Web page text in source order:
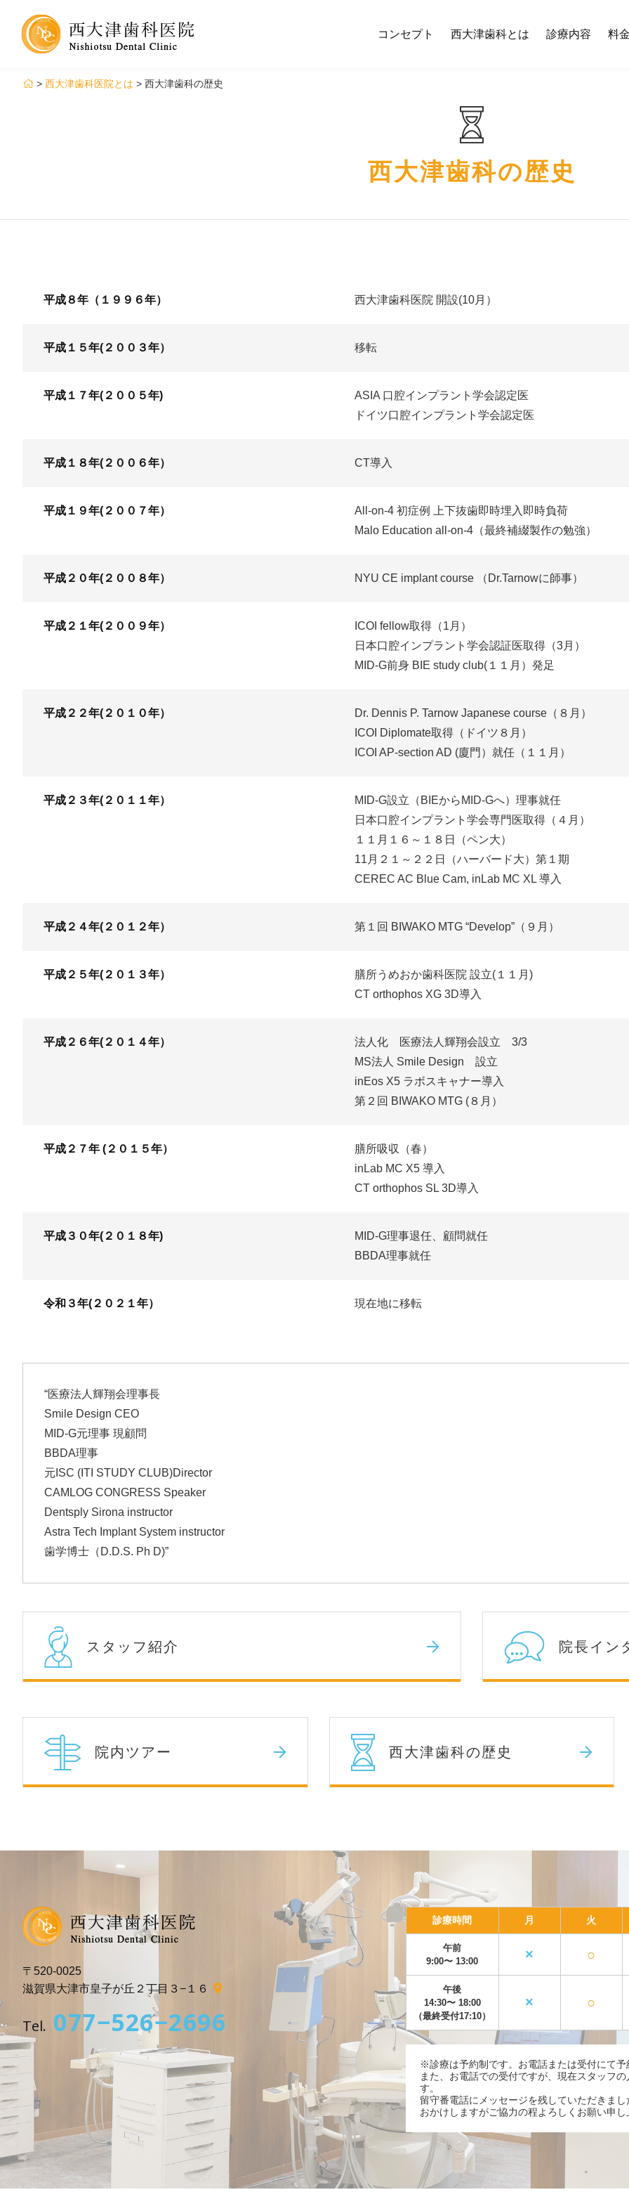
コンセプト 西大津歯科とは 診療内容 料
> 西大津歯科医院とは > 西大津歯科の歴史
西大津歯科の歴史
平成８年（１９９６年） 西大津歯科医院 開設(10月）
平成１５年(２００３年） 移転
平成１７年(２００５年)
ASIA 口腔インプラント学会認定医
ドイツ口腔インプラント学会認定医
平成１８年(２００６年） CT導入
平成１９年(２００７年）
All-on-4 初症例 上下抜歯即時埋入即時負荷
Malo Education all-on-4（最終補綴製作の勉強）
平成２０年(２００８年） NYU CE implant course （Dr.Tarnowに師事）
平成２１年(２００９年）
ICOI fellow取得（1月）
日本口腔インプラント学会認証医取得（3月）
MID-G前身 BIE study club(１１月）発足
平成２２年(２０１０年）
Dr. Dennis P. Tarnow Japanese course（８月）
ICOI Diplomate取得（ドイツ８月）
ICOI AP-section AD (廈門）就任（１１月）
平成２３年(２０１１年）
MID-G設立（BIEからMID-Gへ）理事就任
日本口腔インプラント学会専門医取得（４月）
１１月１６～１８日（ペン大）
11月２１～２２日（ハーバード大）第１期
CEREC AC Blue Cam, inLab MC XL 導入
平成２４年(２０１２年） 第１回 BIWAKO MTG “Develop”（９月）
平成２５年(２０１３年）
膳所うめおか歯科医院 設立(１１月)
CT orthophos XG 3D導入
平成２６年(２０１４年）
法人化 医療法人輝翔会設立 3/3
MS法人 Smile Design 設立
inEos X5 ラボスキャナー導入
第２回 BIWAKO MTG (８月）
平成２７年 (２０１５年）
膳所吸収（春）
inLab MC X5 導入
CT orthophos SL 3D導入
平成３０年(２０１８年)
MID-G理事退任、顧問就任
BBDA理事就任
令和３年(２０２１年） 現在地に移転
“医療法人輝翔会理事長
Smile Design CEO
MID-G元理事 現顧問
BBDA理事
元ISC (ITI STUDY CLUB)Director
CAMLOG CONGRESS Speaker
Dentsply Sirona instructor
Astra Tech Implant System instructor
歯学博士（D.D.S. Ph D)”
スタッフ紹介 院長イン
院内ツアー 西大津歯科の歴史
〒520-0025
滋賀県大津市皇子が丘２丁目３−１６
Tel. 077−526−2696
診療時間 月 火
午前
9:00〜 13:00 × ○
午後
14:30〜18:00
（最終受付17:10）
× ○
※診療は予約制です。お電話または受付にて予
また、お電話での受付ですが、現在スタッフ
す。
留守番電話にメッセージを残していただきま
おかけしますがご協力の程よろしくお願い申し
Tel. 077−526−2696